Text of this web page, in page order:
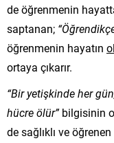
de öğrenmenin
saptanan; “
öğrenmenin hayatın
ortaya çıkarır.
“Bir yetişkinde her
hücre ölür”bilgisinin
de sağlıklı ve